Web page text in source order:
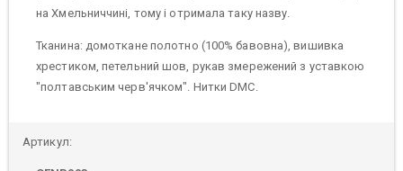
на Хмельниччині, тому і отримала таку назву.
Тканина: домоткане полотно (100% бавовна), вишивка
хрестиком, петельний шов, рукав змережений з уставкою
"полтавським черв'ячком". Нитки DMC.
Артикул: